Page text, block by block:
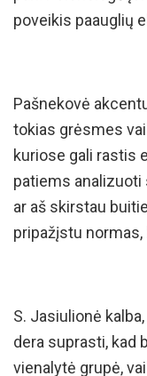
poveikis paauglių
Pašnekovė
tokias grėsmes
kuriose gali rastis
patiems analizuoti
ar aš skirstau
pripažįstu normas,
S. Jasiulionė
dera suprasti, kad
vienalytė grupė,